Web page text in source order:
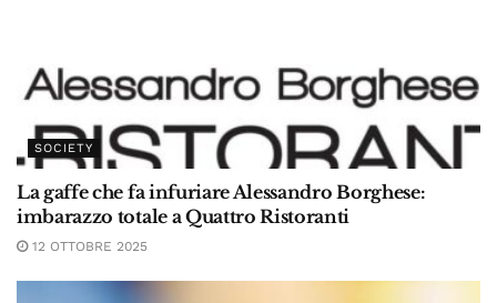
SOCIETY
La gaffe che fa infuriare Alessandro Borghese:
imbarazzo totale a Quattro Ristoranti
12 OTTOBRE 2025